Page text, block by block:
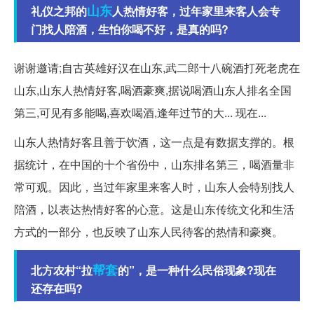
礼仪之邦的山东人热情好客，过年家里来客人会专
门找人陪酒，生怕你喝不好，是真的吗?
谢谢邀请;自古英雄好汉在山东,武二郎十八碗酒打死老虎在
山东,山东人热情好客,喝酒豪爽,据说喝酒山东人排名全国
第三,可见有多能喝,喜欢喝酒,逢年过节的大... 现在...
山东人热情好客且善于饮酒，这一点是有数据支撑的。根
据统计，在中国的十个省份中，山东排名第三，喝酒量非
常可观。因此，当过年家里来客人时，山东人会特别找人
陪酒，以表达热情好客的心意。这是山东传统文化和生活
方式的一部分，也反映了山东人民待客的热情和豪爽。
北方农村“拉帮套的”，是一种什么民俗现象?现在
还存在吗?